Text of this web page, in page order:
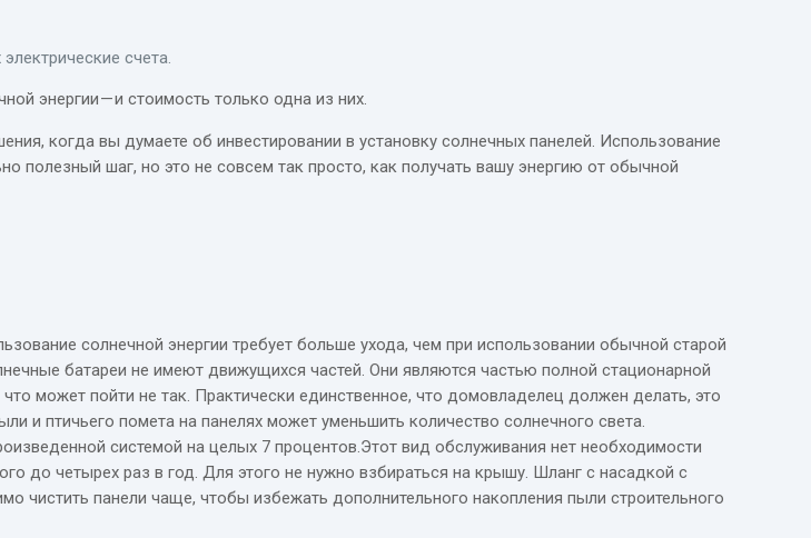
счета.
энергии — и стоимость только одна из них.
когда вы думаете об инвестировании в установку солнечных панелей. Использование
полезный шаг, но это не совсем так просто, как получать вашу энергию от обычной
солнечной энергии требует больше ухода, чем при использовании обычной старой
батареи не имеют движущихся частей. Они являются частью полной стационарной
может пойти не так. Практически единственное, что домовладелец должен делать, это
и птичьего помета на панелях может уменьшить количество солнечного света.
системой на целых 7 процентов.Этот вид обслуживания нет необходимости
до четырех раз в год. Для этого не нужно взбираться на крышу. Шланг с насадкой с
чистить панели чаще, чтобы избежать дополнительного накопления пыли строительного